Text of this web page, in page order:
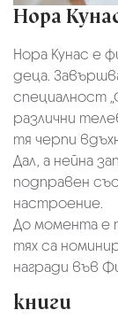
Нора
Нора Кунас e
деца.
специалност
различни
тя черпи
Дал, а нейна
подправен
настроение.
До момента е
тях са
награди във
книги